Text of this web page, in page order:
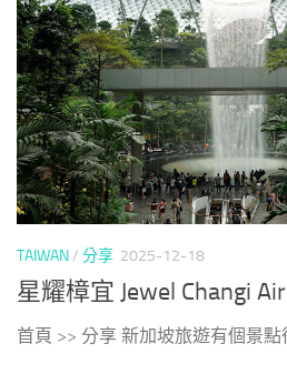
TAIWAN/ 分享 2025-12-18
星耀樟宜 Jewel Changi
首頁 >> 分享 新加坡旅遊有個景點